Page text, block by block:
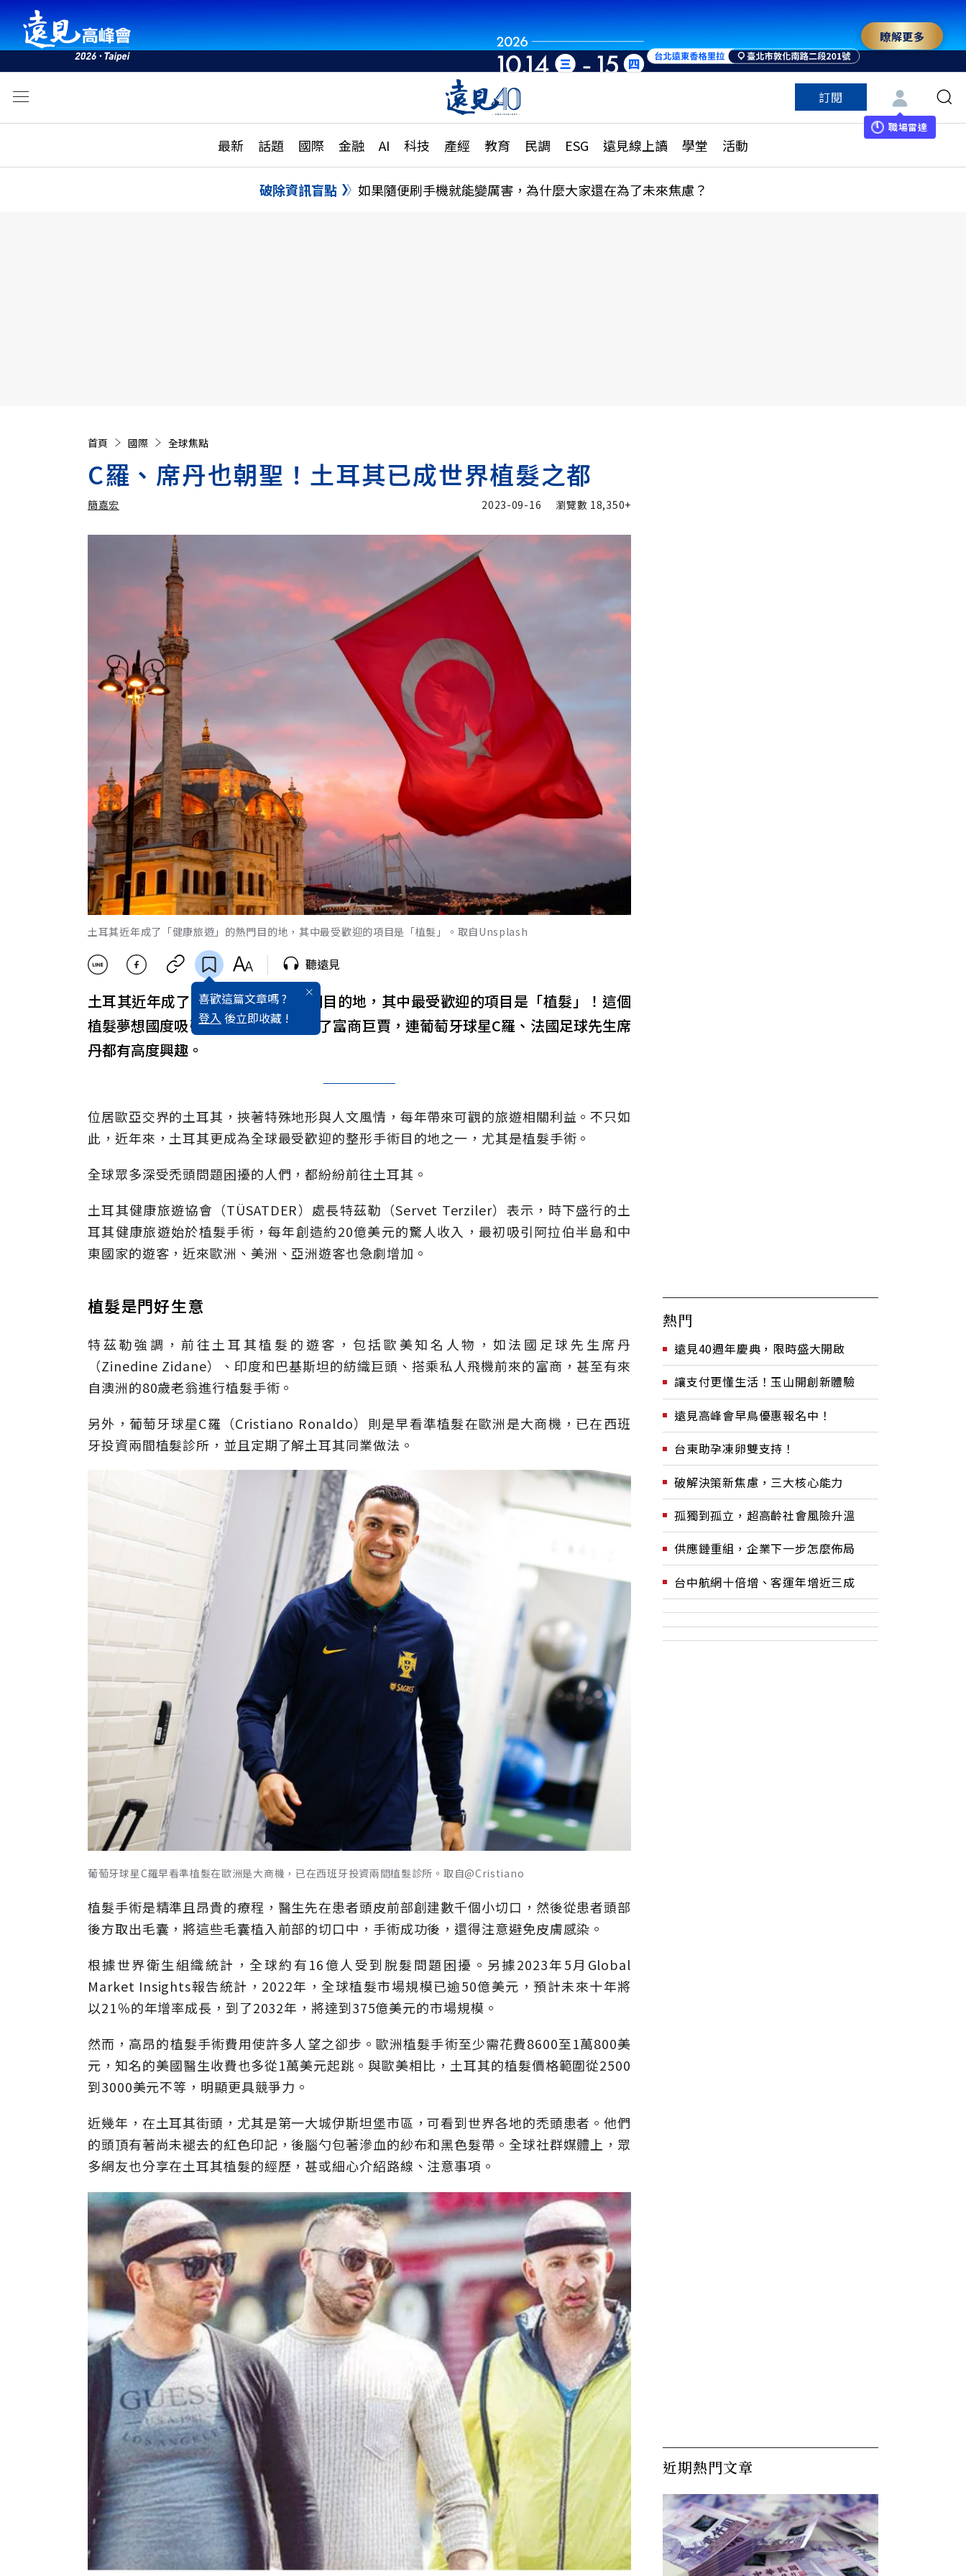
世界重組・洞見未來 與世界領袖同行
瞭解更多
訂閱
職場雷達
最新 話題 國際 金融 AI 科技 產經 教育 民調 ESG 遠見線上讀 學堂 活動
活動
話題
國際
特輯
大學升學、職涯攻略
縣市施政調查全解析
更多訂閱方案
特色頻道
破除資訊盲點 如果隨便刷手機就能變厲害，為什麼大家還在為了未來焦慮？
首頁 國際 全球焦點
C羅、席丹也朝聖！土耳其已成世界植髮之都
簡嘉宏 2023-09-16 瀏覽數 18,350+
土耳其近年成了「健康旅遊」的熱門目的地，其中最受歡迎的項目是「植髮」。取自Unsplash
喜歡這篇文章嗎 ?
登入 後立即收藏 !
聽遠見
土耳其近年成了「健康旅遊」的熱門目的地，其中最受歡迎的項目是「植髮」！這個
植髮夢想國度吸引各方大咖遊客，除了富商巨賈，連葡萄牙球星C羅、法國足球先生席
丹都有高度興趣。
位居歐亞交界的土耳其，挾著特殊地形與人文風情，每年帶來可觀的旅遊相關利益。不只如
此，近年來，土耳其更成為全球最受歡迎的整形手術目的地之一，尤其是植髮手術。
全球眾多深受禿頭問題困擾的人們，都紛紛前往土耳其。
土耳其健康旅遊協會（TÜSATDER）處長特茲勒（Servet Terziler）表示，時下盛行的土
耳其健康旅遊始於植髮手術，每年創造約20億美元的驚人收入，最初吸引阿拉伯半島和中
東國家的遊客，近來歐洲、美洲、亞洲遊客也急劇增加。
植髮是門好生意
特茲勒強調，前往土耳其植髮的遊客，包括歐美知名人物，如法國足球先生席丹
（Zinedine Zidane）、印度和巴基斯坦的紡織巨頭、搭乘私人飛機前來的富商，甚至有來
自澳洲的80歲老翁進行植髮手術。
另外，葡萄牙球星C羅（Cristiano Ronaldo）則是早看準植髮在歐洲是大商機，已在西班
牙投資兩間植髮診所，並且定期了解土耳其同業做法。
葡萄牙球星C羅早看準植髮在歐洲是大商機，已在西班牙投資兩間植髮診所。取自@Cristiano
植髮手術是精準且昂貴的療程，醫生先在患者頭皮前部創建數千個小切口，然後從患者頭部
後方取出毛囊，將這些毛囊植入前部的切口中，手術成功後，還得注意避免皮膚感染。
根據世界衛生組織統計，全球約有16億人受到脫髮問題困擾。另據2023年5月Global
Market Insights報告統計，2022年，全球植髮市場規模已逾50億美元，預計未來十年將
以21％的年增率成長，到了2032年，將達到375億美元的市場規模。
然而，高昂的植髮手術費用使許多人望之卻步。歐洲植髮手術至少需花費8600至1萬800美
元，知名的美國醫生收費也多從1萬美元起跳。與歐美相比，土耳其的植髮價格範圍從2500
到3000美元不等，明顯更具競爭力。
近幾年，在土耳其街頭，尤其是第一大城伊斯坦堡市區，可看到世界各地的禿頭患者。他們
的頭頂有著尚未褪去的紅色印記，後腦勺包著滲血的紗布和黑色髮帶。全球社群媒體上，眾
多網友也分享在土耳其植髮的經歷，甚或細心介紹路線、注意事項。
熱門
遠見40週年慶典，限時盛大開啟
讓支付更懂生活！玉山開創新體驗
遠見高峰會早鳥優惠報名中！
台東助孕凍卵雙支持！
破解決策新焦慮，三大核心能力
孤獨到孤立，超高齡社會風險升溫
供應鏈重組，企業下一步怎麼佈局
台中航網十倍增、客運年增近三成
近期熱門文章